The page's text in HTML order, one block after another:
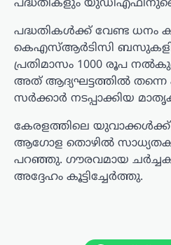
പദ്ധതികളും
പദ്ധതികൾക്ക് വേണ്ട ധനം
കെഎസ്ആർടിസി
പ്രതിമാസം 1000 രൂപ
അത് ആദ്യഘട്ടത്തിൽ
സർക്കാർ നടപ്പാക്കിയ
കേരളത്തിലെ യുവാക്കൾക്ക്
ആഗോള തൊഴിൽ
പറഞ്ഞു. ഗൗരവമായ
അദ്ദേഹം കൂട്ടിച്ചേർത്തു.
നേരിട്ട്
ന്യൂസ്
വിതരണ
മാറ്റം